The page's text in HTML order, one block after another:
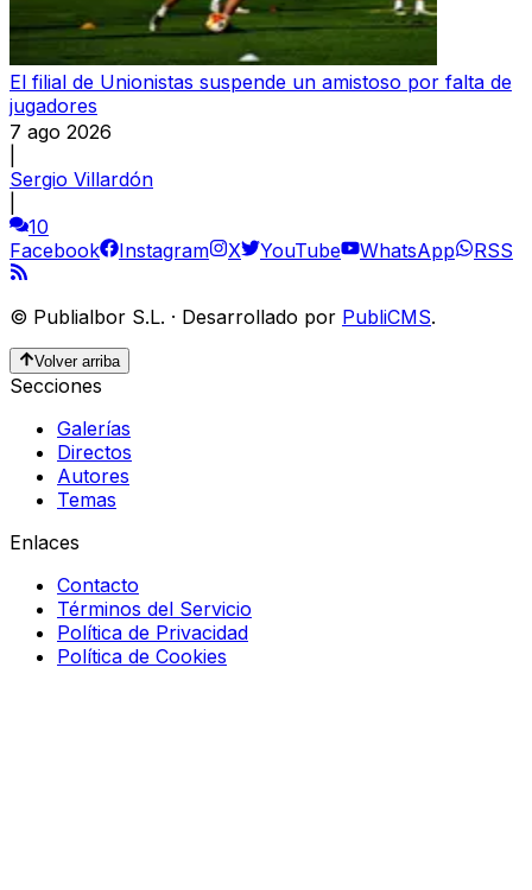
El filial de Unionistas suspende un amistoso por falta de
jugadores
7 ago 2026
Sergio Villardón
10
Facebook
Instagram X YouTube WhatsApp RSS
© Publialbor S.L. · Desarrollado por PubliCMS.
Volver arriba
Secciones
Galerías
Directos
Autores
Temas
Enlaces
Contacto
Términos del Servicio
Política de Privacidad
Política de Cookies